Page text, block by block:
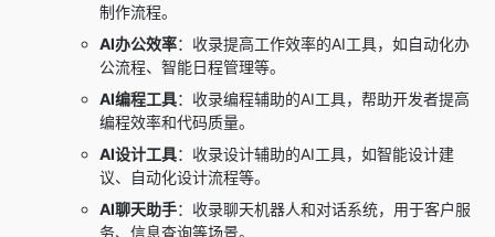
制作流程。
AI办公效率：收录提高工作效率的AI工具，如自动化办
公流程、智能日程管理等。
AI编程工具：收录编程辅助的AI工具，帮助开发者提高
编程效率和代码质量。
AI设计工具：收录设计辅助的AI工具，如智能设计建
议、自动化设计流程等。
AI聊天助手：收录聊天机器人和对话系统，用于客户服
务、信息查询等场景。